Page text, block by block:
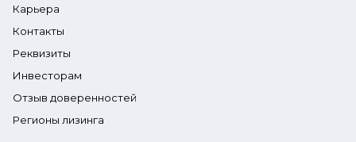
Карьера
Контакты
Реквизиты
Инвесторам
Отзыв доверенностей
Регионы лизинга